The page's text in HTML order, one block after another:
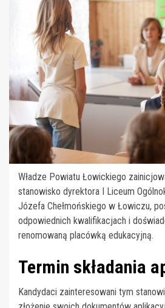
Władze Powiatu Łowickiego
stanowisko dyrektora I Liceum
Józefa Chełmońskiego w Łowiczu,
odpowiednich kwalifikacjach i
renomowaną placówką edukacyjną.
Termin składania
Kandydaci zainteresowani tym